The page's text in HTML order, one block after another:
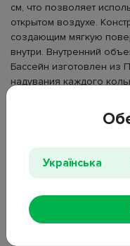
см, что позволяет
открытом воздухе.
создающим мягкую
внутри. Внутренний
Бассейн изготовлен из
надувания каждого
• Размер: 168×46 см;
• Объем: 388 л;
• Рекомендуемый
• Артикул
Українська